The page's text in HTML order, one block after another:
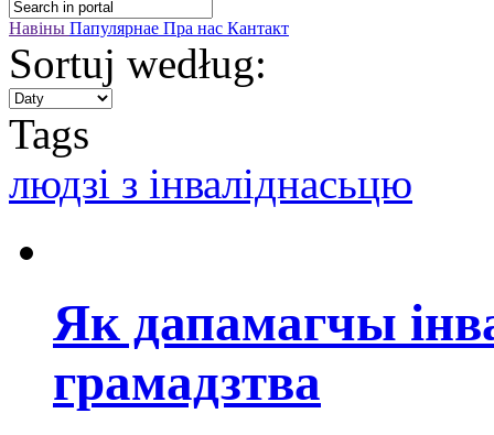
Навіны Папулярнае Пра нас Кантакт
Sortuj według:
Tags
людзі з інваліднасьцю
Як дапамагчы
грамадзтва